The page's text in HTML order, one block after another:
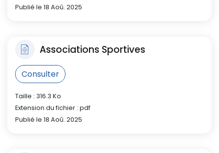
Publié le 18 Aoû. 2025
Associations Sportives
Consulter
Taille : 316.3 Ko
Extension du fichier : pdf
Publié le 18 Aoû. 2025